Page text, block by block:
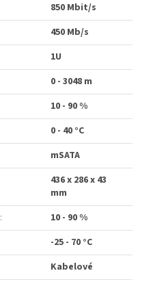
850 Mbit/s
450 Mb/s
1U
0 - 3048 m
10 - 90 %
0 - 40 °C
mSATA
436 x 286 x 43
mm
:
10 - 90 %
-25 - 70 °C
Kabelové